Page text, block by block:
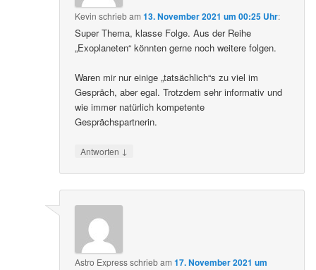
Kevin schriebam13. November 2021 um 00:25 Uhr:
Super Thema, klasse Folge. Aus der Reihe
„Exoplaneten“ könnten gerne noch weitere folgen.
Waren mir nur einige „tatsächlich“s zu viel im
Gespräch, aber egal. Trotzdem sehr informativ und
wie immer natürlich kompetente
Gesprächspartnerin.
Antworten ↓
Astro Expressschriebam17. November 2021 um